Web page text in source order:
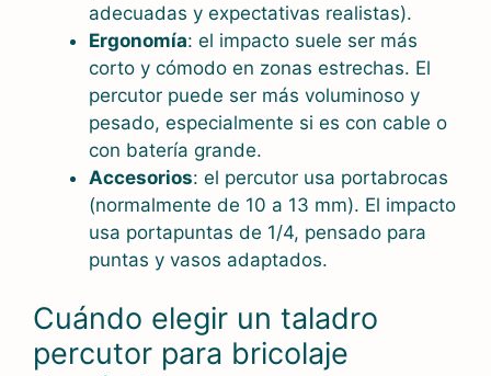
adecuadas y expectativas realistas).
Ergonomía: el impacto suele ser más
corto y cómodo en zonas estrechas. El
percutor puede ser más voluminoso y
pesado, especialmente si es con cable o
con batería grande.
Accesorios: el percutor usa portabrocas
(normalmente de 10 a 13 mm). El impacto
usa portapuntas de 1/4, pensado para
puntas y vasos adaptados.
Cuándo elegir un taladro
percutor para bricolaje